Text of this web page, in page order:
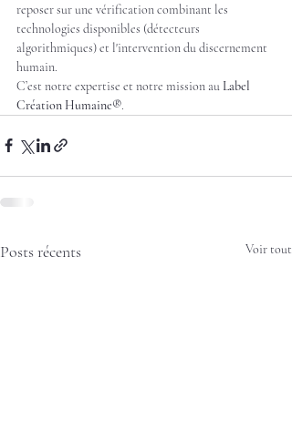
reposer sur une vérification combinant les
technologies disponibles (détecteurs
algorithmiques) et l'intervention du discernement
humain.
C’est notre expertise et notre mission au Label
Création Humaine®.
Posts récents Voir tout